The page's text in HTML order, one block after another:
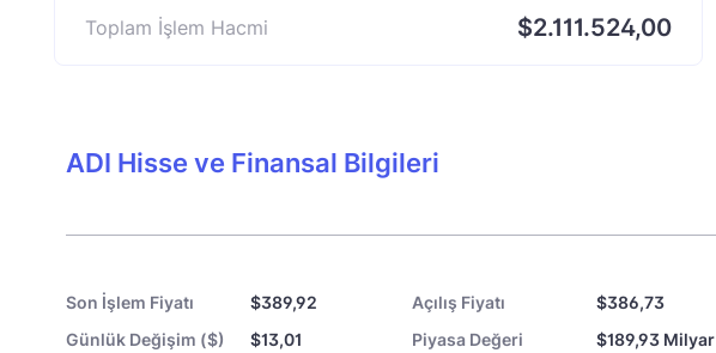
Toplam İşlem Hacmi $2.111.524,00
ADI Hisse ve Finansal Bilgileri
Son İşlem Fiyatı $389,92 Açılış Fiyatı
$386,73
Günlük Değişim ($)
$13,01 Piyasa Değeri
$189,93 Milyar